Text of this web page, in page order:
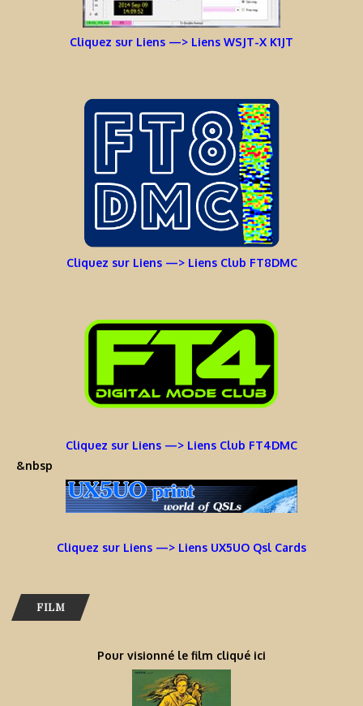
Cliquez sur Liens —> Liens WSJT-X K1JT
Cliquez sur Liens —> Liens Club FT8DMC
Cliquez sur Liens —> Liens Club FT4DMC
&nbsp
Cliquez sur Liens —> Liens UX5UO Qsl Cards
FILM
Pour visionné le film cliqué ici